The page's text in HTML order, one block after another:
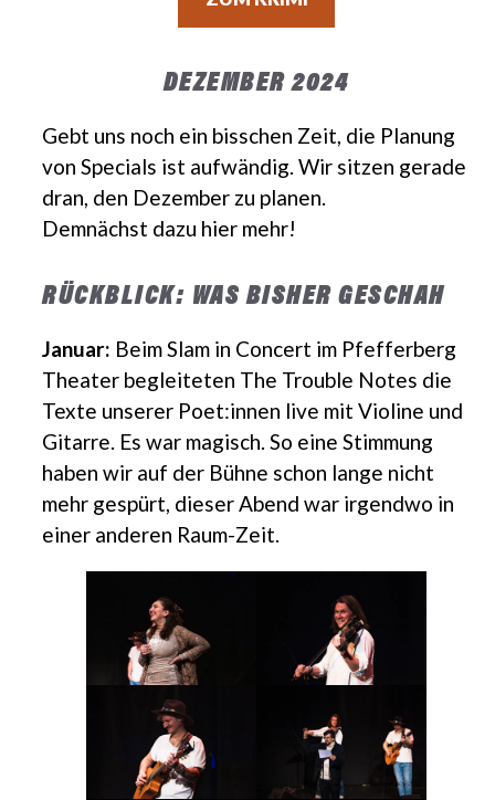
DEZEMBER 2024
Gebt uns noch ein bisschen Zeit, die Planung
von Specials ist aufwändig. Wir sitzen gerade
dran, den Dezember zu planen.
Demnächst dazu hier mehr!
RÜCKBLICK: WAS BISHER GESCHAH
Januar: Beim Slam in Concert im Pfefferberg
Theater begleiteten The Trouble Notes die
Texte unserer Poet:innen live mit Violine und
Gitarre. Es war magisch. So eine Stimmung
haben wir auf der Bühne schon lange nicht
mehr gespürt, dieser Abend war irgendwo in
einer anderen Raum-Zeit.